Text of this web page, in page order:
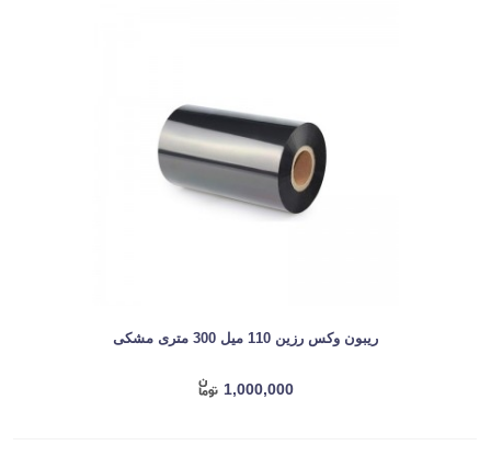
ریبون وکس رزین 110 میل 300 متری مشکی
1,000,000